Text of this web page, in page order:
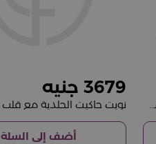
عطر نويت فراجرانسز هيد ترنر آند سبيشل هارت 15 وردة
3679
أضف إلى السلة